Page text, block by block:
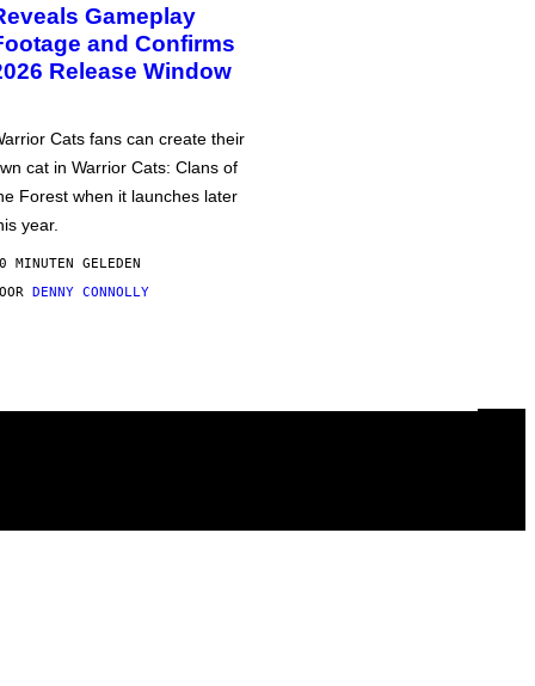
Gameplay
and Confirms
Release Window
Cats fans can create their
cat in Warrior Cats: Clans of
Forest when it launches later
year.
MINUTEN GELEDEN
DENNY CONNOLLY